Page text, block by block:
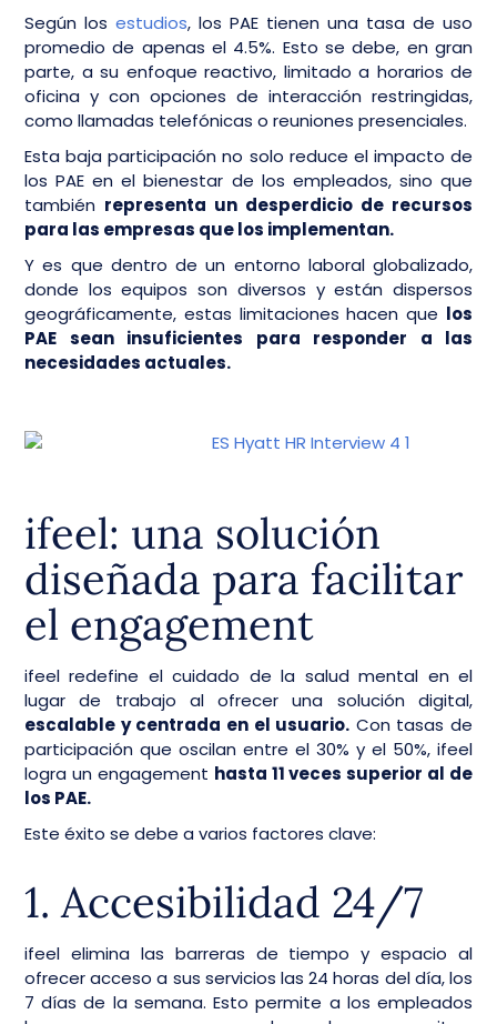
Según los estudios, los PAE tienen una tasa de uso
promedio de apenas el 4.5%. Esto se debe, en gran
parte, a su enfoque reactivo, limitado a horarios de
oficina y con opciones de interacción restringidas,
como llamadas telefónicas o reuniones presenciales.
Esta baja participación no solo reduce el impacto de
los PAE en el bienestar de los empleados, sino que
también representa un desperdicio de recursos
para las empresas que los implementan.
Y es que dentro de un entorno laboral globalizado,
donde los equipos son diversos y están dispersos
geográficamente, estas limitaciones hacen que los
PAE sean insuficientes para responder a las
necesidades actuales.
ifeel: una solución
diseñada para facilitar
el engagement
ifeel redefine el cuidado de la salud mental en el
lugar de trabajo al ofrecer una solución digital,
escalable y centrada en el usuario. Con tasas de
participación que oscilan entre el 30% y el 50%, ifeel
logra un engagement hasta 11 veces superior al de
los PAE.
Este éxito se debe a varios factores clave:
1. Accesibilidad 24/7
ifeel elimina las barreras de tiempo y espacio al
ofrecer acceso a sus servicios las 24 horas del día, los
7 días de la semana. Esto permite a los empleados